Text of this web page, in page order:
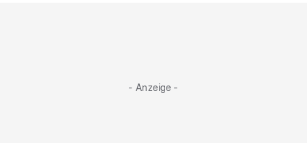
- Anzeige -